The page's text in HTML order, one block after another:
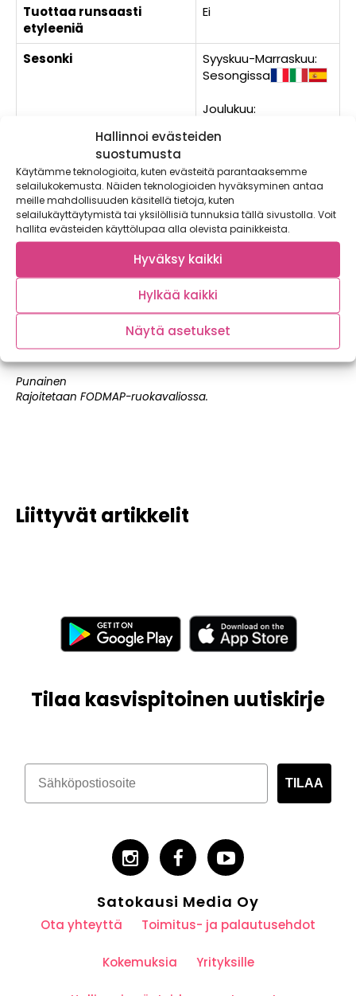
Hallinnoi evästeiden
suostumusta
Käytämme teknologioita, kuten evästeitä parantaaksemme
selailukokemusta. Näiden teknologioiden hyväksyminen antaa
meille mahdollisuuden käsitellä tietoja, kuten
selailukäyttäytymistä tai yksilöllisiä tunnuksia tällä sivustolla. Voit
hallita evästeiden käyttölupaa alla olevista painikkeista.
Hyväksy kaikki
Hylkää kaikki
Näytä asetukset
Tuottaa runsaasti
etyleeniä
Ei
Sesonki
Syyskuu-Marraskuu:
Sesongissa
Joulukuu:
Herkkävatsaisen ruokavaliossa kiinnitetään huomiota
FODMAP-hiilihydraatteihin. Lyhenne FODMAP tulee sanoista
fermentoituvat oligosakkaridit, disakkaridit, monosakkaridit
ja polyolit. Nämä ovat imeytymättömiä hiilihydraatteja, joita
loytyy myös monista vihanneksista, hedelmistä ja
marjoista. Kyseiset hiilihydraatit eivat imeydy ohutsuolessa
vaan kulkeutuvat paksusuoleen, jossa ne fermentoituvat ja
tuottavat osalle ihmisistä suolisto-oireita.
Soveltuu FODMAP-ruokavalioon.
Soveltuu FODMAP-ruokavalioon pienissä määrin.
Punainen
Rajoitetaan FODMAP-ruokavaliossa.
Liittyvät artikkelit
Tilaa kasvispitoinen uutiskirje
TILAA
Satokausi Media Oy
Ota yhteyttä Toimitus- ja palautusehdot
Kokemuksia Yrityksille